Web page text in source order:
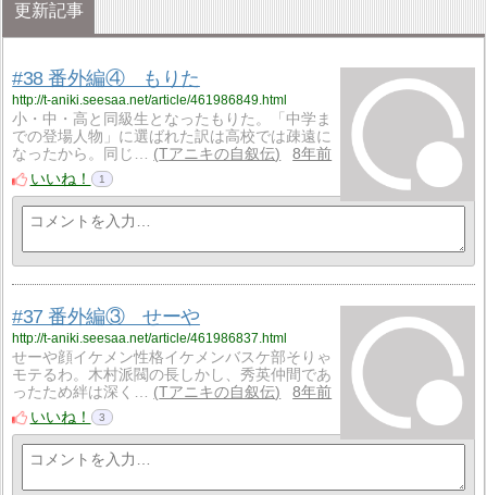
更新記事
#38 番外編④ もりた
http://t-aniki.seesaa.net/article/461986849.html
小・中・高と同級生となったもりた。「中学ま
での登場人物」に選ばれた訳は高校では疎遠に
なったから。同じ…
Tアニキの自叙伝
8年前
いいね！
1
#37 番外編③ せーや
http://t-aniki.seesaa.net/article/461986837.html
せーや顔イケメン性格イケメンバスケ部そりゃ
モテるわ。木村派閥の長しかし、秀英仲間であ
ったため絆は深く…
Tアニキの自叙伝
8年前
いいね！
3